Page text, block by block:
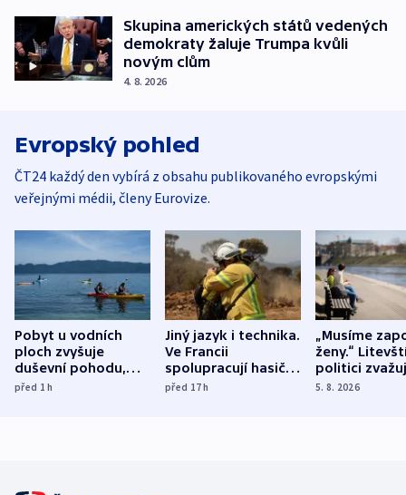
Skupina amerických států vedených
demokraty žaluje Trumpa kvůli
novým clům
4. 8. 2026
Evropský pohled
ČT24 každý den vybírá z obsahu publikovaného evropskými
veřejnými médii, členy Eurovize.
Pobyt u vodních
ploch zvyšuje
duševní pohodu,
ukázala
před 1h
Jiný jazyk i technika.
Ve Francii
spolupracují hasiči z
různých zemí
před 17h
„Musíme
ženy.“
politici
dohodu o
5. 8. 2026